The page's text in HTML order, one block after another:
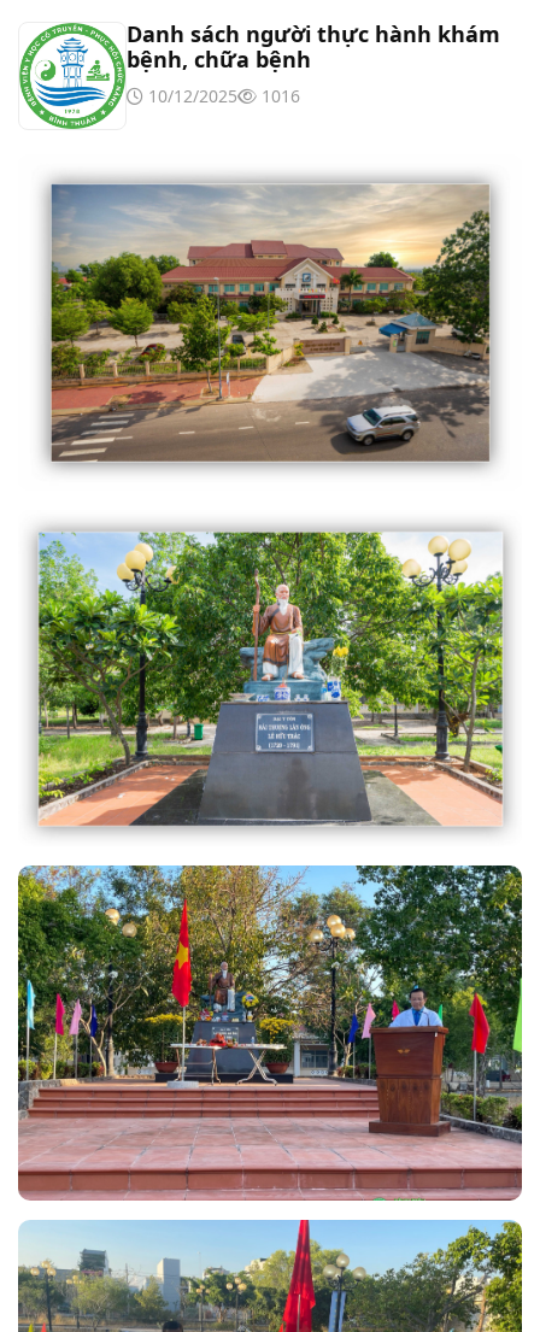
Danh sách người thực hành khám
bệnh, chữa bệnh
10/12/2025 1016